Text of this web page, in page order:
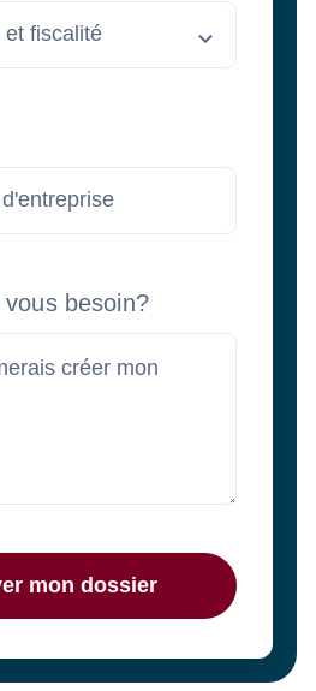
besoin?
mon dossier